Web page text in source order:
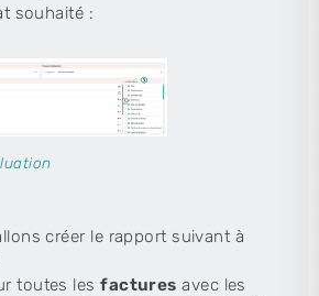
souhaité :
créer le rapport suivant à
toutes lesfactures avec les